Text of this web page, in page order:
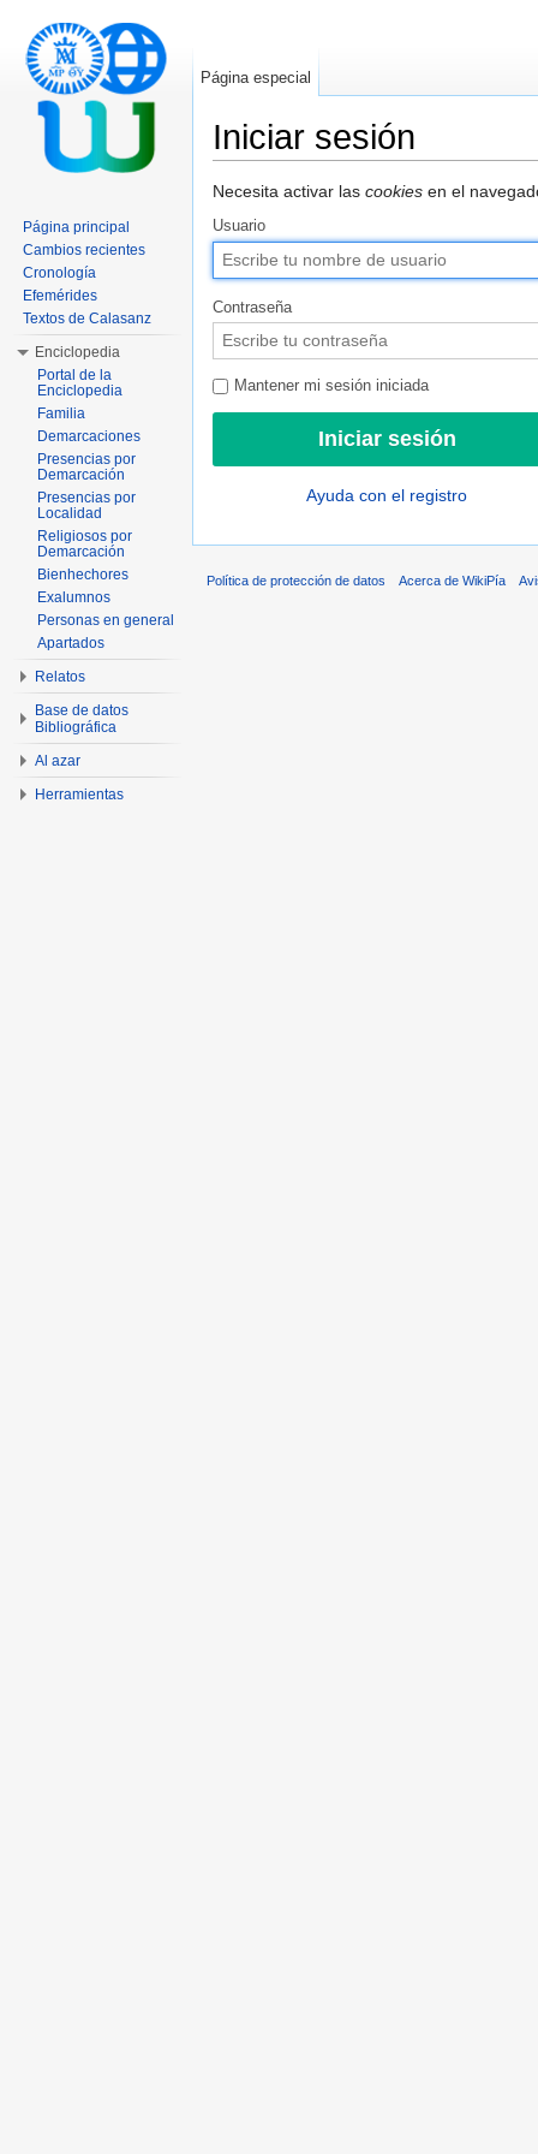
Iniciar sesión
Necesita activar las cookies en el
Usuario
Contraseña
Mantener mi sesión iniciada
Ayuda con el registro
Página especial
Página principal
Cambios recientes
Cronología
Efemérides
Textos de Calasanz
Enciclopedia
Portal de la
Enciclopedia
Familia
Demarcaciones
Presencias por
Demarcación
Presencias por
Localidad
Religiosos por
Demarcación
Bienhechores
Exalumnos
Personas en general
Apartados
Relatos
Base de datos
Bibliográfica
Al azar
Herramientas
Política de protección de datos Acerca de WikiPía